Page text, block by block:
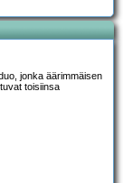
jonka äärimmäisen
toisiinsa